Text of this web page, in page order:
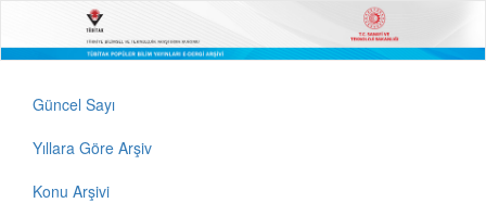
Güncel Sayı
Yıllara Göre Arşiv
Konu Arşivi